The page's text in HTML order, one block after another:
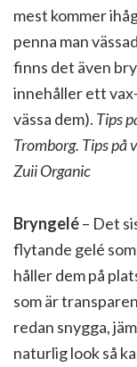
mest kommer
penna man
finns det även
innehåller ett
vässa dem). Tips
Tromborg. Tips på
Zuii Organic
Bryngelé– Det
flytande gelé
håller dem på
som är
redan snygga,
naturlig look så